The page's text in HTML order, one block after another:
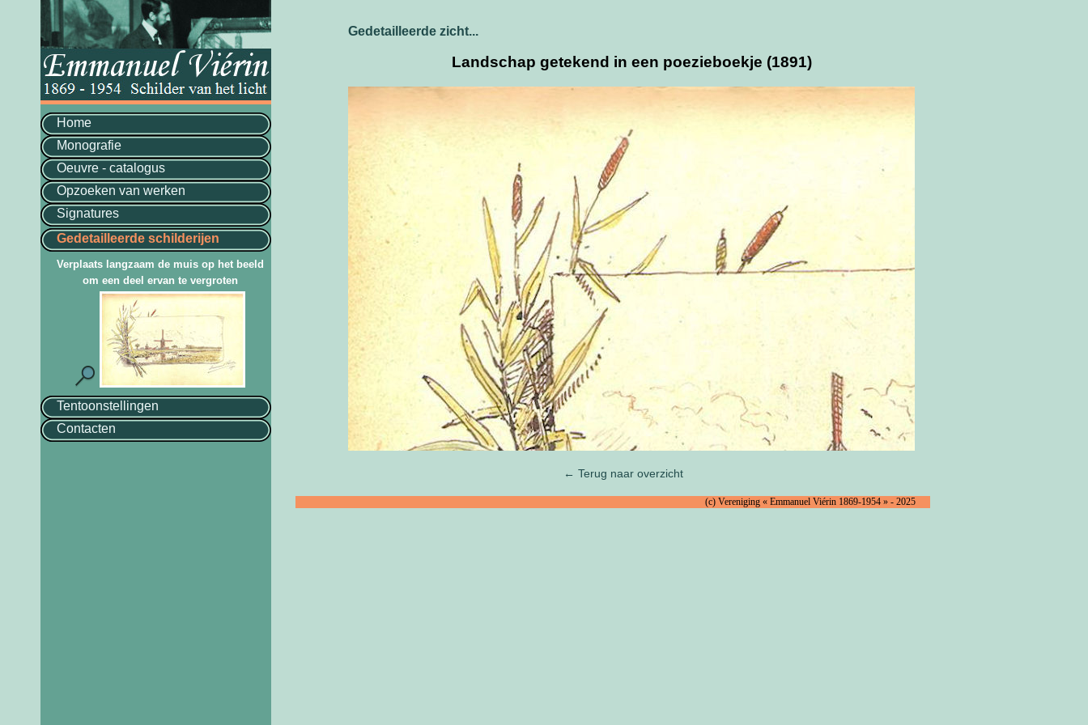
Home
Monografie
Oeuvre - catalogus
Opzoeken van werken
Signatures
Gedetailleerde schilderijen
Verplaats langzaam de muis op het beeld
om een deel ervan te vergroten
Tentoonstellingen
Contacten
Gedetailleerde zicht...
Landschap getekend in een poezieboekje (1891)
← Terug naar overzicht
(c) Vereniging « Emmanuel Viérin 1869-1954 » - 2025